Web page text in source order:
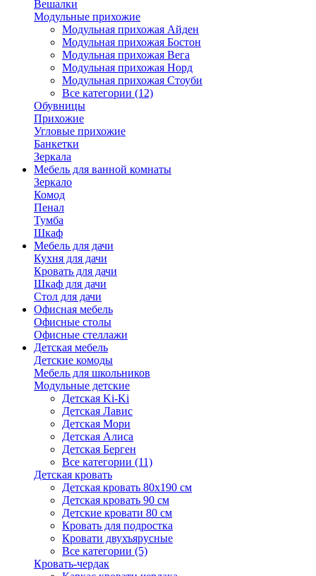
Вешалки
Модульные прихожие
Модульная прихожая Айден
Модульная прихожая Бостон
Модульная прихожая Вега
Модульная прихожая Норд
Модульная прихожая Стоуби
Все категории (12)
Обувницы
Прихожие
Угловые прихожие
Банкетки
Зеркала
Мебель для ванной комнаты
Зеркало
Комод
Пенал
Тумба
Шкаф
Мебель для дачи
Кухня для дачи
Кровать для дачи
Шкаф для дачи
Стол для дачи
Офисная мебель
Офисные столы
Офисные стеллажи
Детская мебель
Детские комоды
Мебель для школьников
Модульные детские
Детская Ki-Ki
Детская Лавис
Детская Мори
Детская Алиса
Детская Берген
Все категории (11)
Детская кровать
Детская кровать 80х190 см
Детская кровать 90 см
Детские кровати 80 см
Кровать для подростка
Кровати двухъярусные
Все категории (5)
Кровать-чердак